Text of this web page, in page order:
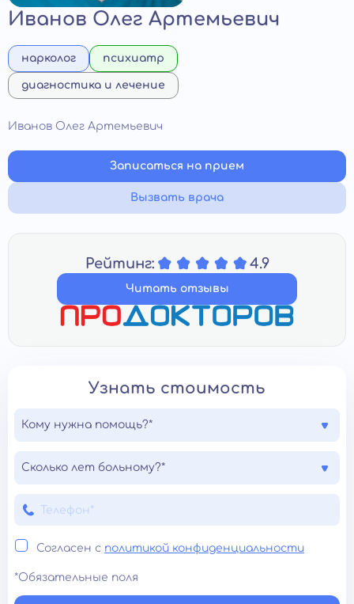
Иванов Олег Артемьевич
нарколог психиатр
диагностика и лечение
Иванов Олег Артемьевич
Записаться на прием
Вызвать врача
Рейтинг: 4.9
Читать отзывы
Узнать стоимость
Кому нужна помощь?*
Сколько лет больному?*
Согласен с политикой конфиденциальности
*Обязательные поля